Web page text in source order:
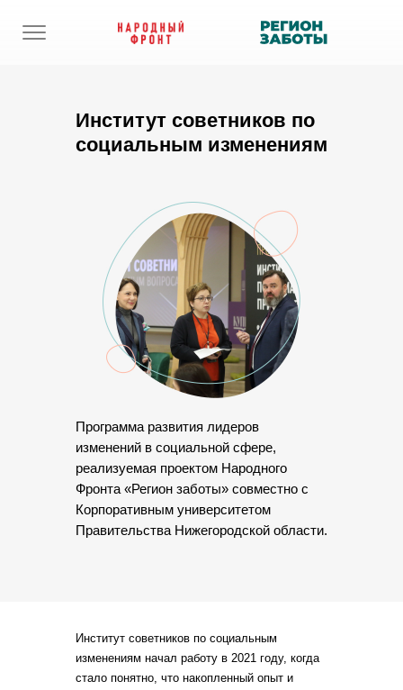
Институт советников по
социальным изменениям
Программа развития лидеров
изменений в социальной сфере,
реализуемая проектом Народного
Фронта «Регион заботы» совместно с
Корпоративным университетом
Правительства Нижегородской области.
Институт советников по социальным
изменениям начал работу в 2021 году, когда
стало понятно, что накопленный опыт и